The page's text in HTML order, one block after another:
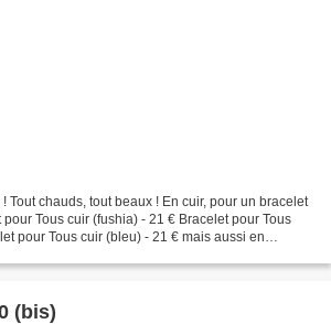
Tout chauds, tout beaux ! En cuir, pour un bracelet
Tous cuir (fushia) - 21 € Bracelet pour Tous
pour Tous cuir (bleu) - 21 € mais aussi en
(bis)